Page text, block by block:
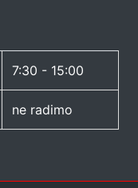
7:30 - 15:00
ne radimo